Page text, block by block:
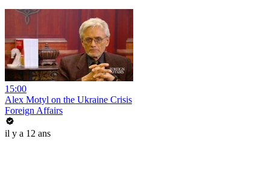
15:00
Alex Motyl on the Ukraine Crisis
Foreign Affairs
il y a 12 ans